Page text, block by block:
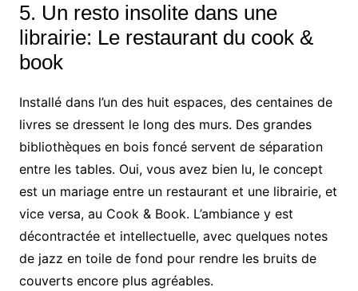
5. Un resto insolite dans une
librairie: Le restaurant du cook &
book
Installé dans l’un des huit espaces, des centaines de
livres se dressent le long des murs. Des grandes
bibliothèques en bois foncé servent de séparation
entre les tables. Oui, vous avez bien lu, le concept
est un mariage entre un restaurant et une librairie, et
vice versa, au Cook & Book. L’ambiance y est
décontractée et intellectuelle, avec quelques notes
de jazz en toile de fond pour rendre les bruits de
couverts encore plus agréables.